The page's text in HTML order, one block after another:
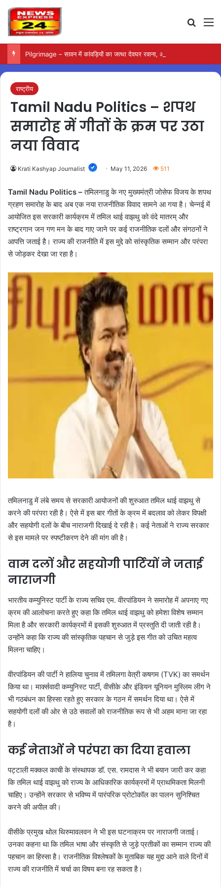
राष्ट्रीय
Tamil Nadu Politics – शपथ
समारोह में गीतों के क्रम पर उठा
नया विवाद
Krati Kashyap Journalist May 11, 2026 511
Tamil Nadu Politics –तमिलनाडु के नए मुख्यमंत्री जोसेफ विजय के शपथ
ग्रहण समारोह के बाद अब एक नया राजनीतिक विवाद सामने आ गया है। चेन्नई में
आयोजित इस सरकारी कार्यक्रम में तमिल थाई वाझथु को वंदे मातरम् और
राष्ट्रगान जन गण मन के बाद गाए जाने पर कई राजनीतिक दलों और संगठनों ने
आपत्ति जताई है। राज्य की राजनीति में इस मुद्दे को सांस्कृतिक सम्मान और परंपरा
से जोड़कर देखा जा रहा है।
तमिलनाडु में लंबे समय से सरकारी आयोजनों की शुरुआत तमिल थाई वाझथु से
करने की परंपरा रही है। ऐसे में इस बार गीतों के क्रम में बदलाव को लेकर विपक्षी
और सहयोगी दलों के बीच नाराजगी दिखाई दे रही है। कई नेताओं ने राज्य सरकार
से इस मामले पर स्पष्टीकरण देने की मांग की है।
वाम दलों और सहयोगी पार्टियों ने जताई
नाराजगी
भारतीय कम्युनिस्ट पार्टी के राज्य सचिव एम. वीरपांडियन ने समारोह में अपनाए गए
क्रम की आलोचना करते हुए कहा कि तमिल थाई वाझथु को हमेशा विशेष सम्मान
मिला है और सरकारी कार्यक्रमों में इसकी शुरुआत में प्रस्तुति दी जाती रही है।
उन्होंने कहा कि राज्य की सांस्कृतिक पहचान से जुड़े इस गीत को उचित महत्व
मिलना चाहिए।
वीरपांडियन की पार्टी ने हालिया चुनाव में तमिलगा वेत्री कषगम (TVK) का समर्थन
किया था। मार्क्सवादी कम्युनिस्ट पार्टी, वीसीके और इंडियन यूनियन मुस्लिम लीग ने
भी गठबंधन का हिस्सा रहते हुए सरकार के गठन में समर्थन दिया था। ऐसे में
सहयोगी दलों की ओर से उठे सवालों को राजनीतिक रूप से भी अहम माना जा रहा
है।
कई नेताओं ने परंपरा का दिया हवाला
पट्टाली मक्कल काची के संस्थापक डॉ. एस. रामदास ने भी बयान जारी कर कहा
कि तमिल थाई वाझथु को राज्य के आधिकारिक कार्यक्रमों में प्राथमिकता मिलनी
चाहिए। उन्होंने सरकार से भविष्य में पारंपरिक प्रोटोकॉल का पालन सुनिश्चित
करने की अपील की।
वीसीके प्रमुख थोल थिरुमावलवन ने भी इस घटनाक्रम पर नाराजगी जताई।
उनका कहना था कि तमिल भाषा और संस्कृति से जुड़े प्रतीकों का सम्मान राज्य की
पहचान का हिस्सा है। राजनीतिक विश्लेषकों के मुताबिक यह मुद्दा आने वाले दिनों में
राज्य की राजनीति में चर्चा का विषय बना रह सकता है।